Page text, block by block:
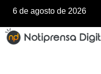
6 de agosto de 2026